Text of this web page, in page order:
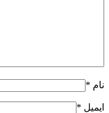
نام *
ایمیل *